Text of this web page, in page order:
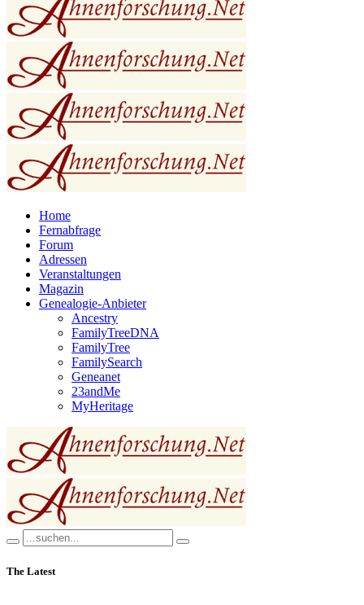
Home
Fernabfrage
Forum
Adressen
Veranstaltungen
Magazin
Genealogie-Anbieter
Ancestry
FamilyTreeDNA
FamilyTree
FamilySearch
Geneanet
23andMe
MyHeritage
The Latest